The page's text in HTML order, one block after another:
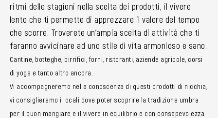
ritmi delle stagioni nella scelta dei prodotti, il vivere
lento che ti permette di apprezzare il valore del tempo
che scorre. Troverete un’ampia scelta di attività che ti
faranno avvicinare ad uno stile di vita armonioso e sano.
Cantine, botteghe, birrifici, forni, ristoranti, aziende agricole, corsi
di yoga e tanto altro ancora.
Vi accompagneremo nella conoscenza di questi prodotti di nicchia,
vi consiglieremo i locali dove poter scoprire la tradizione umbra
per il buon mangiare e il vivere in equilibrio e con consapevolezza.